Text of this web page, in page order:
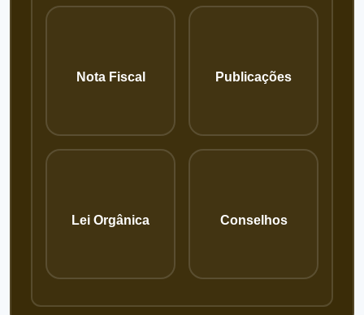
Nota Fiscal Publicações
Lei Orgânica Conselhos